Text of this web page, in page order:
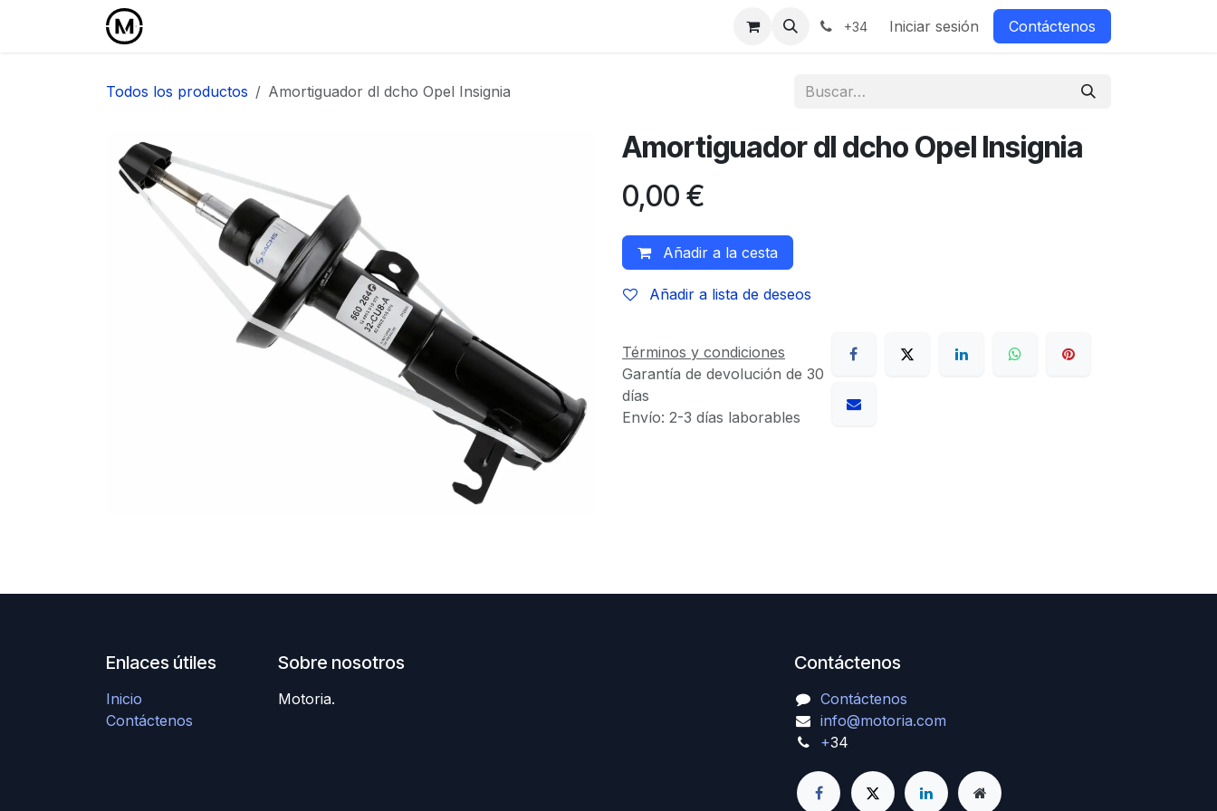
+34 Iniciar sesión Contáctenos
Todos los productos Amortiguador dl dcho Opel Insignia
Amortiguador dl dcho Opel Insignia
0,00 €
Añadir a la cesta
Añadir a lista de deseos
Términos y condiciones
Garantía de devolución de 30
días
Envío: 2-3 días laborables
Enlaces útiles
Inicio
Contáctenos
Sobre nosotros
Motoria.
Contáctenos
Contáctenos
info@motoria.com
+34